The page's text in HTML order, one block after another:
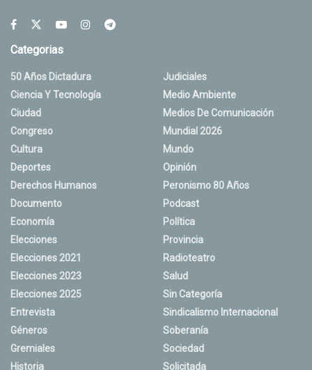
Categorias
50 Años Dictadura
Ciencia Y Tecnología
Ciudad
Congreso
Cultura
Deportes
Derechos Humanos
Documento
Economía
Elecciones
Elecciones 2021
Elecciones 2023
Elecciones 2025
Entrevista
Géneros
Gremiales
Historia
Judiciales
Medio Ambiente
Medios De Comunicación
Mundial 2026
Mundo
Opinión
Peronismo 80 Años
Podcast
Política
Provincia
Radioteatro
Salud
Sin Categoría
Sindicalismo Internacional
Soberanía
Sociedad
Solicitada